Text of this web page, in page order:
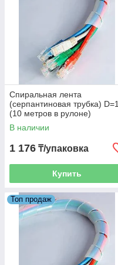
Спиральная лента
(серпантиновая трубка)
(10 метров в рулоне)
В наличии
1 176 ₸/упаковка
Купить
Топ продаж